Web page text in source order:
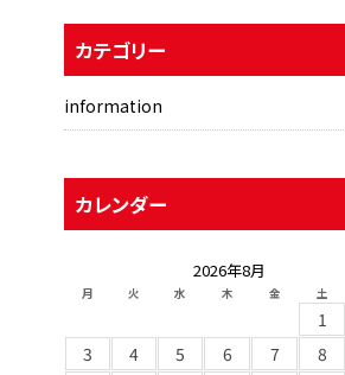
カテゴリー
information
カレンダー
2026年8月
月 火 水 木 金 土
1
3
4 5 6 7 8